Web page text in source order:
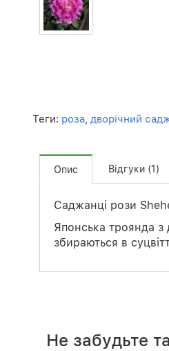
Теги: роза, дворічний
Опис Відгуки (1)
Саджанці рози
Японська троянда з
збираються в
Не забудьте